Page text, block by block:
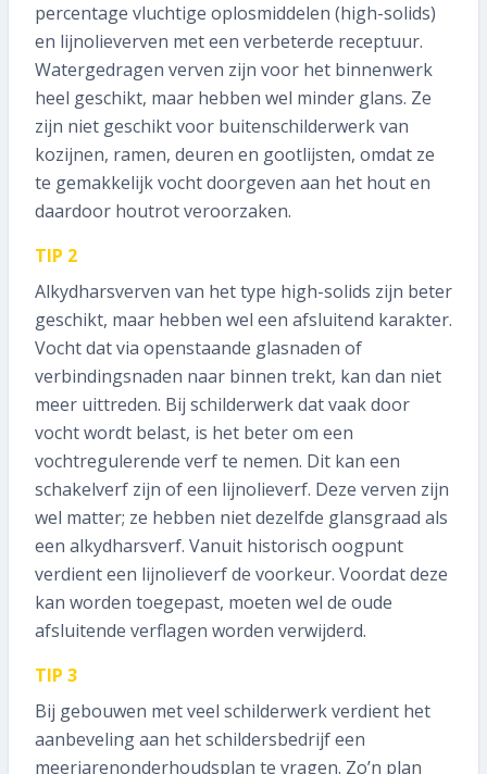
percentage vluchtige oplosmiddelen (high-solids)
en lijnolieverven met een verbeterde receptuur.
Watergedragen verven zijn voor het binnenwerk
heel geschikt, maar hebben wel minder glans. Ze
zijn niet geschikt voor buitenschilderwerk van
kozijnen, ramen, deuren en gootlijsten, omdat ze
te gemakkelijk vocht doorgeven aan het hout en
daardoor houtrot veroorzaken.
TIP 2
Alkydharsverven van het type high-solids zijn beter
geschikt, maar hebben wel een afsluitend karakter.
Vocht dat via openstaande glasnaden of
verbindingsnaden naar binnen trekt, kan dan niet
meer uittreden. Bij schilderwerk dat vaak door
vocht wordt belast, is het beter om een
vochtregulerende verf te nemen. Dit kan een
schakelverf zijn of een lijnolieverf. Deze verven zijn
wel matter; ze hebben niet dezelfde glansgraad als
een alkydharsverf. Vanuit historisch oogpunt
verdient een lijnolieverf de voorkeur. Voordat deze
kan worden toegepast, moeten wel de oude
afsluitende verflagen worden verwijderd.
TIP 3
Bij gebouwen met veel schilderwerk verdient het
aanbeveling aan het schildersbedrijf een
meerjarenonderhoudsplan te vragen. Zo’n plan